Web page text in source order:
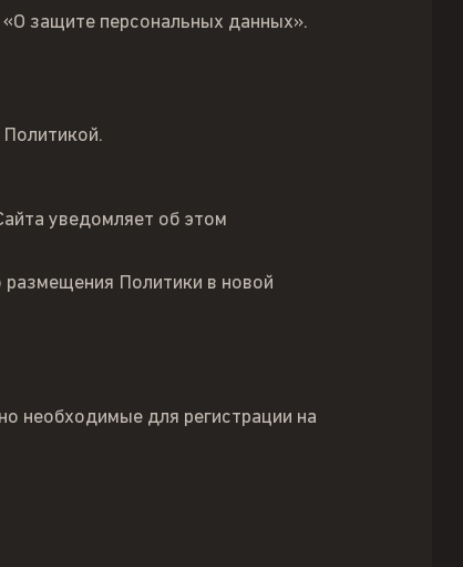
защите персональных данных».
уведомляет об этом
Политики в новой
необходимые для регистрации на